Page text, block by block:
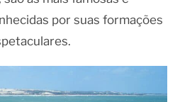
por suas formações